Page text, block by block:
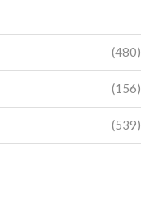
(480)
(156)
(539)